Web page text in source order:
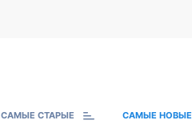
САМЫЕ СТАРЫЕ САМЫЕ НОВЫЕ